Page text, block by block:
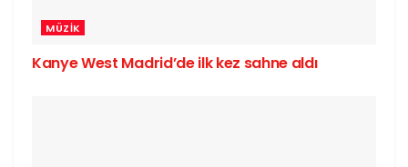
MÜZIK
Kanye West Madrid’de ilk kez sahne aldı